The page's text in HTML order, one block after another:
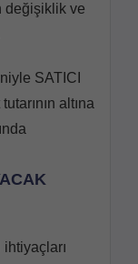
değişiklik ve
SATICI
altına
ihtiyaçları